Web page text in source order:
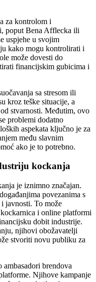
za kontrolom i
poput Bena Afflecka ili
uspjehe u svojim
kako mogu kontrolirati i
može dovesti do
financijskim gubicima i
sa stresom ili
kroz teške situacije, a
stvarnosti. Međutim, ovo
problemi dodatno
aspekata ključno je za
među slavnim
ako je to potrebno.
kockanja
je iznimno značajan.
povezanima s
javnosti. To može
i online platformi
dobit industrije.
njihovi obožavatelji
stvoriti novu publiku za
ambasadori brendova
Njihove kampanje